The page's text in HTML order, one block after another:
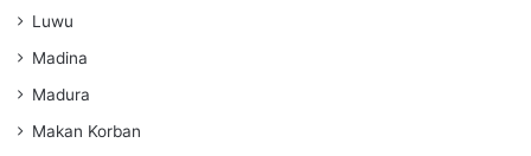
Luwu
Madina
Madura
Makan Korban